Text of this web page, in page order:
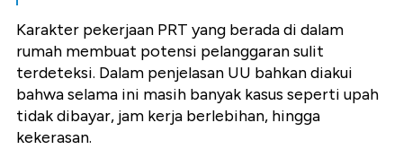
Karakter pekerjaan PRT yang berada di dalam
rumah membuat potensi pelanggaran sulit
terdeteksi. Dalam penjelasan UU bahkan diakui
bahwa selama ini masih banyak kasus seperti upah
tidak dibayar, jam kerja berlebihan, hingga
kekerasan.